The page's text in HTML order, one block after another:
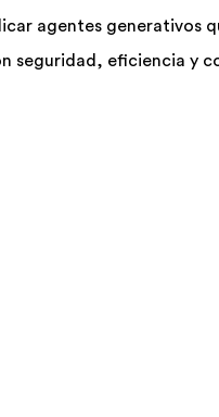
agentes generativos
seguridad, eficiencia y